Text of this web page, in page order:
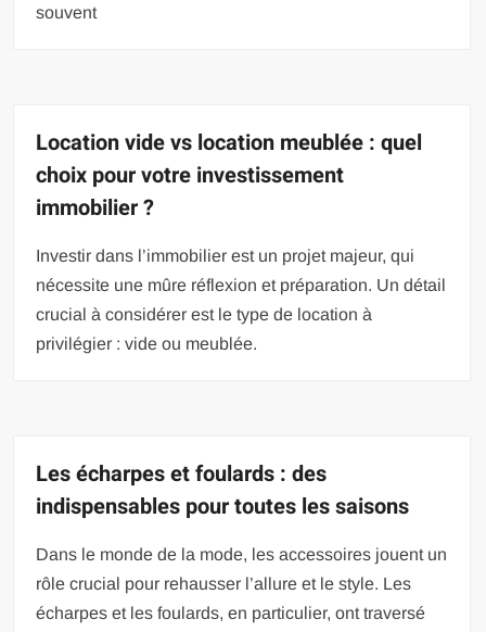
souvent
Location vide vs location meublée : quel
choix pour votre investissement
immobilier ?
Investir dans l’immobilier est un projet majeur, qui
nécessite une mûre réflexion et préparation. Un détail
crucial à considérer est le type de location à
privilégier : vide ou meublée.
Les écharpes et foulards : des
indispensables pour toutes les saisons
Dans le monde de la mode, les accessoires jouent un
rôle crucial pour rehausser l’allure et le style. Les
écharpes et les foulards, en particulier, ont traversé